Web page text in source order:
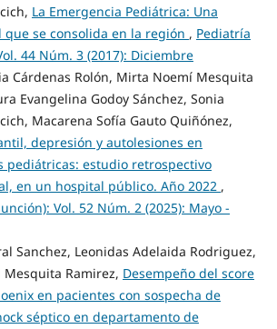
La Emergencia Pediátrica: Una
que se consolida en la región , Pediatría
44 Núm. 3 (2017): Diciembre
Cárdenas Rolón, Mirta Noemí Mesquita
Evangelina Godoy Sánchez, Sonia
Macarena Sofía Gauto Quiñónez,
depresión y autolesiones en
pediátricas: estudio retrospectivo
en un hospital público. Año 2022 ,
Vol. 52 Núm. 2 (2025): Mayo -
Sanchez, Leonidas Adelaida Rodriguez,
Ramirez, Desempeño del score
en pacientes con sospecha de
séptico en departamento de